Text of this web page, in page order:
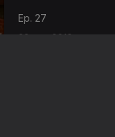
Ep. 27
23 out. 2013